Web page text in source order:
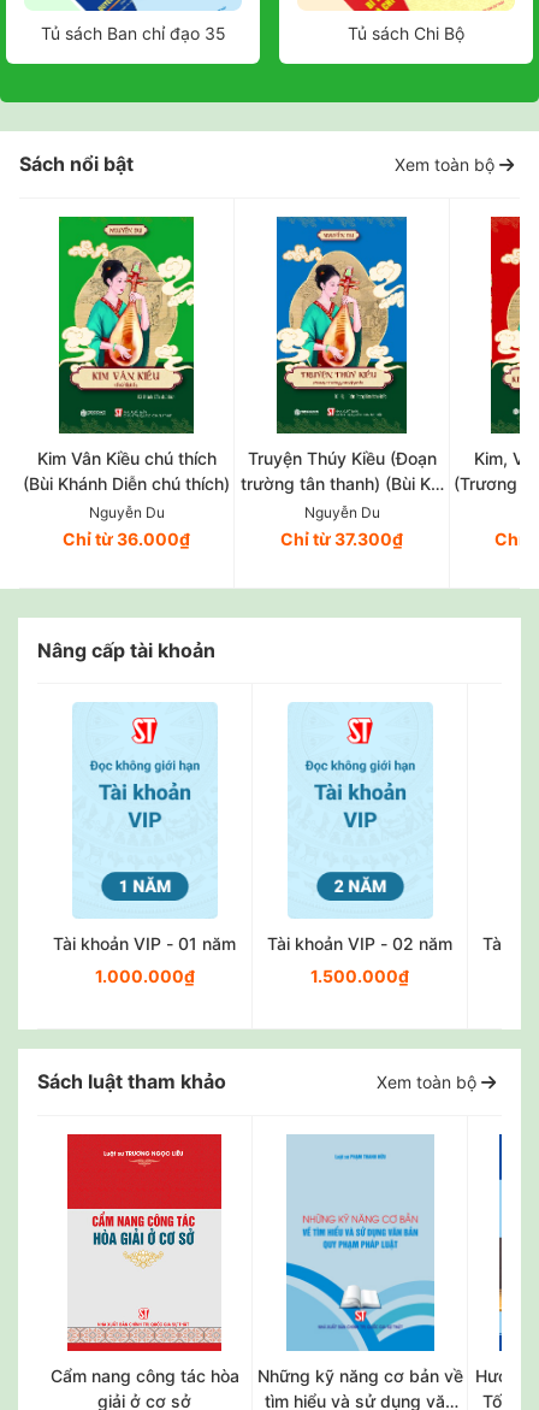
Tủ sách Ban chỉ đạo 35 Tủ sách Chi Bộ
Sách nổi bật Xem toàn bộ
Kim Vân Kiều chú thích
(Bùi Khánh Diễn chú thích)
Nguyễn Du
Chỉ từ 36.000₫
Truyện Thúy Kiều (Đoạn
trường tân thanh) (Bùi Kỷ,
Trần Trọng Kim hiệu khảo)
Nguyễn Du
Chỉ từ 37.300₫
Kim,
(Trương
Chỉ
Nâng cấp tài khoản
Tài khoản VIP - 01 năm
1.000.000₫
Tài khoản VIP - 02 năm
1.500.000₫
Tài
Sách luật tham khảo Xem toàn bộ
Cẩm nang công tác hòa
giải ở cơ sở
Những kỹ năng cơ bản về
tìm hiểu và sử dụng văn
Hướng
Tố